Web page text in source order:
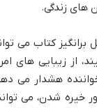
های زندگی.
برانگیز کتاب می
از زیبایی های
هشدار می
خیره شدن، می